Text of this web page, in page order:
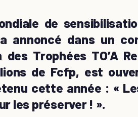
de
annoncé dans un
Trophées TO’A
de Fcfp, est
cette année : «
les préserver ! ».